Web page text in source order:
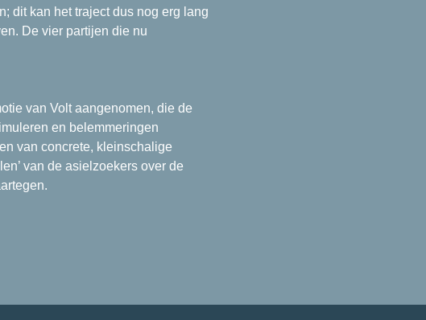
dit kan het traject dus nog erg lang
De vier partijen die nu
van Volt aangenomen, die de
en belemmeringen
van concrete, kleinschalige
van de asielzoekers over de